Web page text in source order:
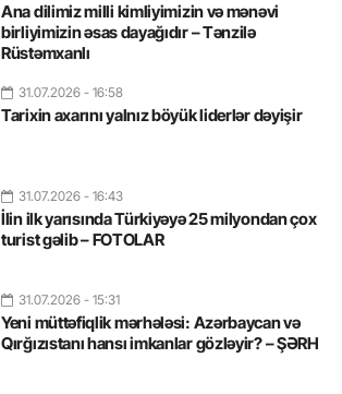
Ana dilimiz milli kimliyimizin və mənəvi
birliyimizin əsas dayağıdır – Tənzilə
Rüstəmxanlı
31.07.2026 - 16:58
Tarixin axarını yalnız böyük liderlər dəyişir
31.07.2026 - 16:43
İlin ilk yarısında Türkiyəyə 25 milyondan çox
turist gəlib – FOTOLAR
31.07.2026 - 15:31
Yeni müttəfiqlik mərhələsi: Azərbaycan və
Qırğızıstanı hansı imkanlar gözləyir? – ŞƏRH